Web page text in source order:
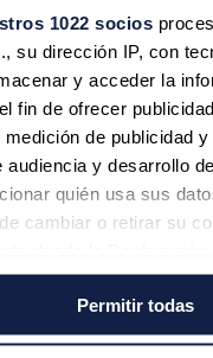
1022 socios
su dirección IP, con
y acceder la
fin de ofrecer
de publicidad y
audiencia y desarrollo
quién usa sus
cambiar o retirar su
quisiéramos:
Permitir todas
personas en Lisboa
es líder en el país y uno
con 10 millones de clientes
y futuro de la